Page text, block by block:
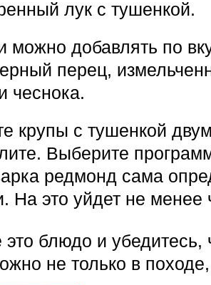
лук с тушенкой.
можно добавлять по
перец,
чеснока.
крупы с тушенкой
Выберите
редмонд сама
На это уйдет не менее
это блюдо и убедитесь,
не только в